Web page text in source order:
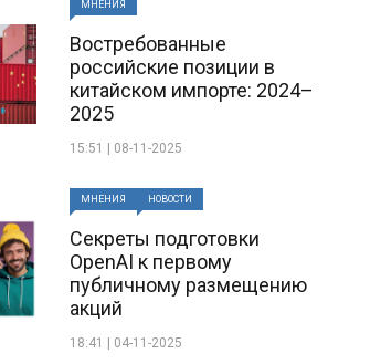
МНЕНИЯ
Востребованные
российские позиции в
китайском импорте: 2024–
2025
15:51 | 08-11-2025
МНЕНИЯ НОВОСТИ
Секреты подготовки
OpenAI к первому
публичному размещению
акций
18:41 | 04-11-2025